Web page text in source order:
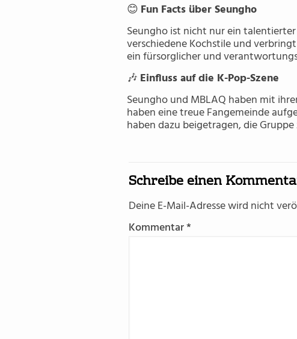
😊 Fun Facts über Seungho
Seungho ist nicht nur ein
verschiedene Kochstile und
ein fürsorglicher und
🎶 Einfluss auf die K-Pop-Szene
Seungho und MBLAQ haben mit
haben eine treue Fangemeinde
haben dazu beigetragen, die
Schreibe einen
Deine E-Mail-Adresse wird nicht
Kommentar*